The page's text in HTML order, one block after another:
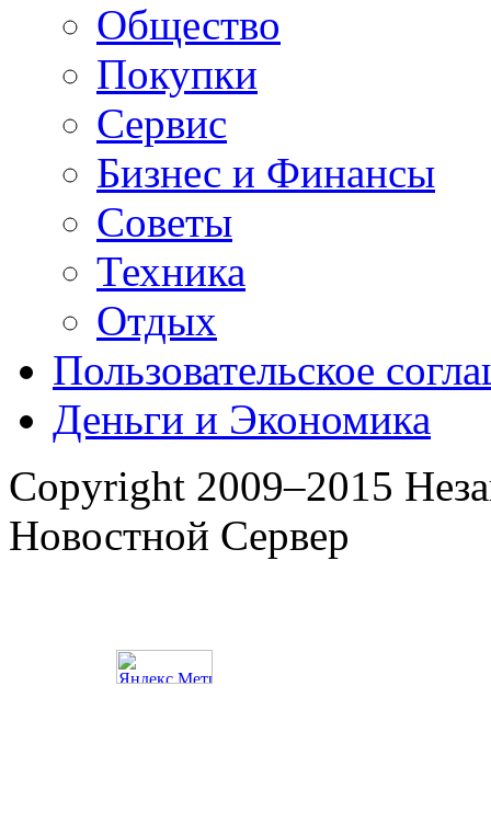
Общество
Покупки
Сервис
Бизнес и Финансы
Советы
Техника
Отдых
Пользовательское
Деньги и Экономика
Copyright 2009–2015
Новостной Сервер